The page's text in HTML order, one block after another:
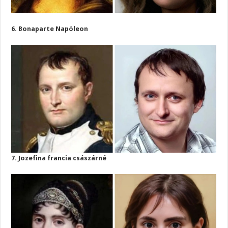
6. Bonaparte Napóleon
7. Jozefina francia császárné